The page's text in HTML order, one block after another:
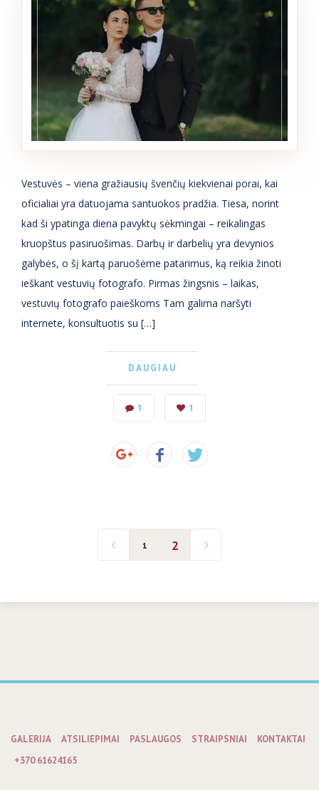
Vestuvės – viena gražiausių švenčių kiekvienai porai, kai
oficialiai yra datuojama santuokos pradžia. Tiesa, norint
kad ši ypatinga diena pavyktų sėkmingai – reikalingas
kruopštus pasiruošimas. Darbų ir darbelių yra devynios
galybės, o šį kartą paruošėme patarimus, ką reikia žinoti
ieškant vestuvių fotografo. Pirmas žingsnis – laikas,
vestuvių fotografo paieškoms Tam galima naršyti
internete, konsultuotis su […]
DAUGIAU
1 1
1 2
GALERIJA ATSILIEPIMAI PASLAUGOS STRAIPSNIAI
KONTAKTAI
+370 61624165